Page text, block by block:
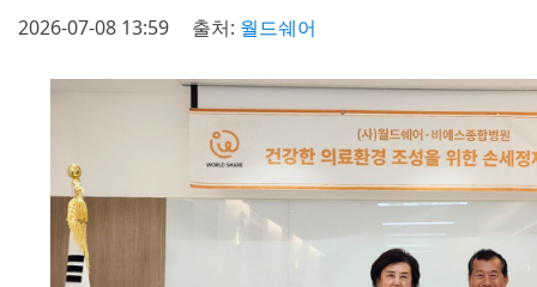
2026-07-08 13:59 출처: 월드쉐어